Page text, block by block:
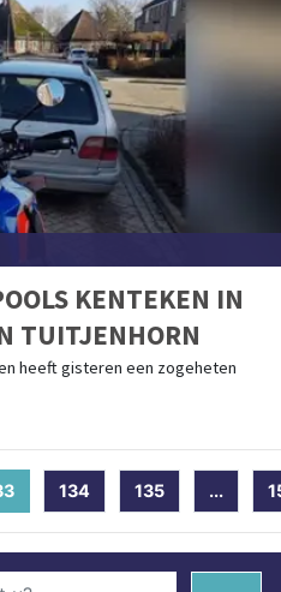
KENTEKEN IN
TUITJENHORN
heeft gisteren een zogeheten
(current)
134 135 ...